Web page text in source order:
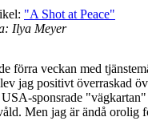
"A Shot at Peace"
Ilya Meyer
förra veckan med
jag positivt överraskad
sponsrade
Men jag är ändå orolig